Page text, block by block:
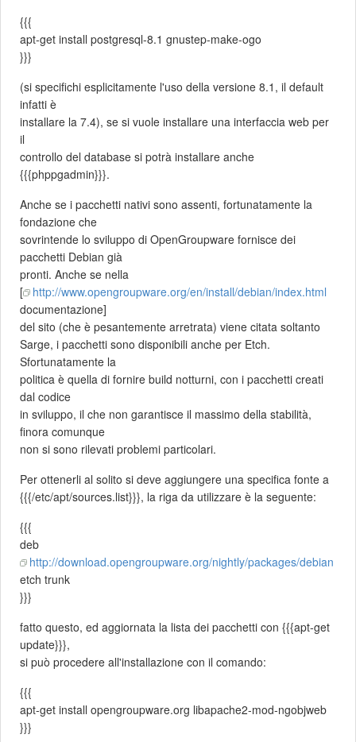
{{{
apt-get install postgresql-8.1 gnustep-make-ogo
}}}
(si specifichi esplicitamente l'uso della versione 8.1, il default
infatti è
installare la 7.4), se si vuole installare una interfaccia web per
il
controllo del database si potrà installare anche
{{{phppgadmin}}}.
Anche se i pacchetti nativi sono assenti, fortunatamente la
fondazione che
sovrintende lo sviluppo di OpenGroupware fornisce dei
pacchetti Debian già
pronti. Anche se nella
[
http://www.opengroupware.org/en/install/debian/index.html
documentazione]
del sito (che è pesantemente arretrata) viene citata soltanto
Sarge, i pacchetti sono disponibili anche per Etch.
Sfortunatamente la
politica è quella di fornire build notturni, con i pacchetti creati
dal codice
in sviluppo, il che non garantisce il massimo della stabilità,
finora comunque
non si sono rilevati problemi particolari.
Per ottenerli al solito si deve aggiungere una specifica fonte a
{{{/etc/apt/sources.list}}}, la riga da utilizzare è la seguente:
{{{
deb
http://download.opengroupware.org/nightly/packages/debian
etch trunk
}}}
fatto questo, ed aggiornata la lista dei pacchetti con {{{apt-get
update}}},
si può procedere all'installazione con il comando:
{{{
apt-get install opengroupware.org libapache2-mod-ngobjweb
}}}